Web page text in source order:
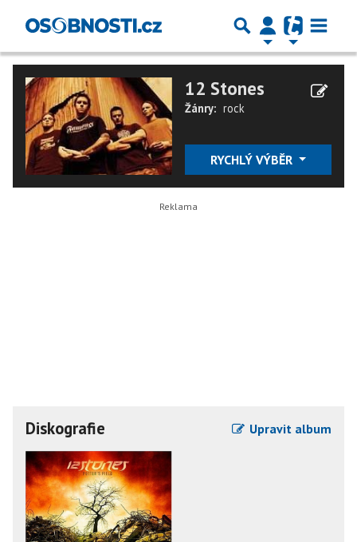
12 Stones
Žánry: rock
RYCHLÝ VÝBĚR
Diskografie Upravit album